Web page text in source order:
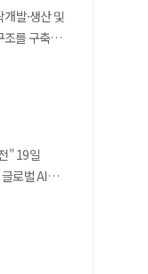
양한 협업
검을
열사
타트업과
메시지를
빌리티와
야 성과를
는지가
. 이날
AI
다.
많은
그랜트'
발·생산 및
에서도
기가 될
해 글로벌
일
로벌 AI